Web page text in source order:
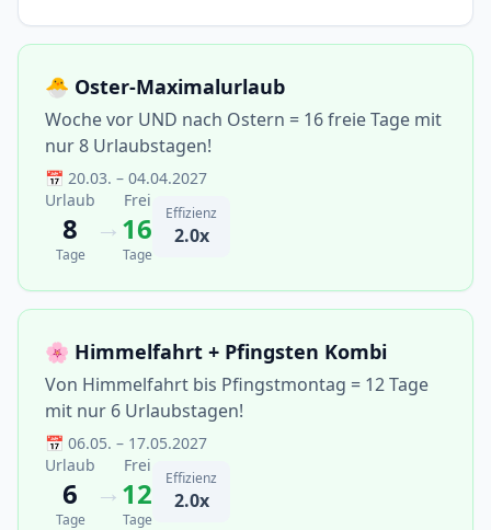
🐣 Oster-Maximalurlaub
Woche vor UND nach Ostern = 16 freie Tage mit
nur 8 Urlaubstagen!
📅 20.03. – 04.04.2027
Urlaub
8
Tage
→
Frei
16
Tage
Effizienz
2.0x
🌸 Himmelfahrt + Pfingsten Kombi
Von Himmelfahrt bis Pfingstmontag = 12 Tage
mit nur 6 Urlaubstagen!
📅 06.05. – 17.05.2027
Urlaub
6
Tage
→
Frei
12
Tage
Effizienz
2.0x